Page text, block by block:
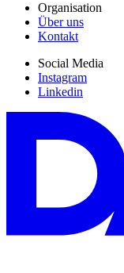
Organisation
Über uns
Kontakt
Social Media
Instagram
Linkedin